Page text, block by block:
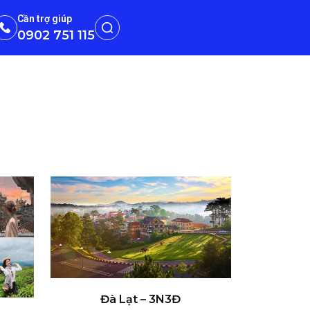
Cần trợ giúp
0902 751 115
Đà Lạt – 3N3Đ